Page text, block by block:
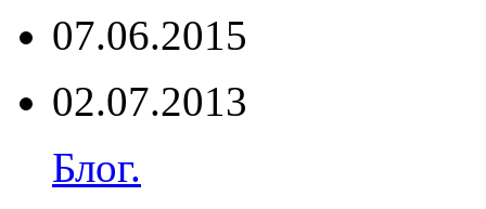
07.06.2015
02.07.2013
Блог.